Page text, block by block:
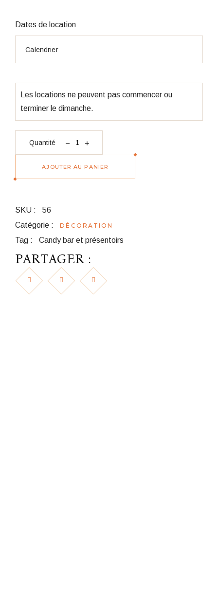
Dates de location
Les locations ne peuvent pas commencer ou
terminer le dimanche.
Quantité
quantité Bonbonniere Candy bar plastique
AJOUTER AU PANIER
SKU :
56
Catégorie :
DÉCORATION
Tag : Candy bar et présentoirs
PARTAGER :